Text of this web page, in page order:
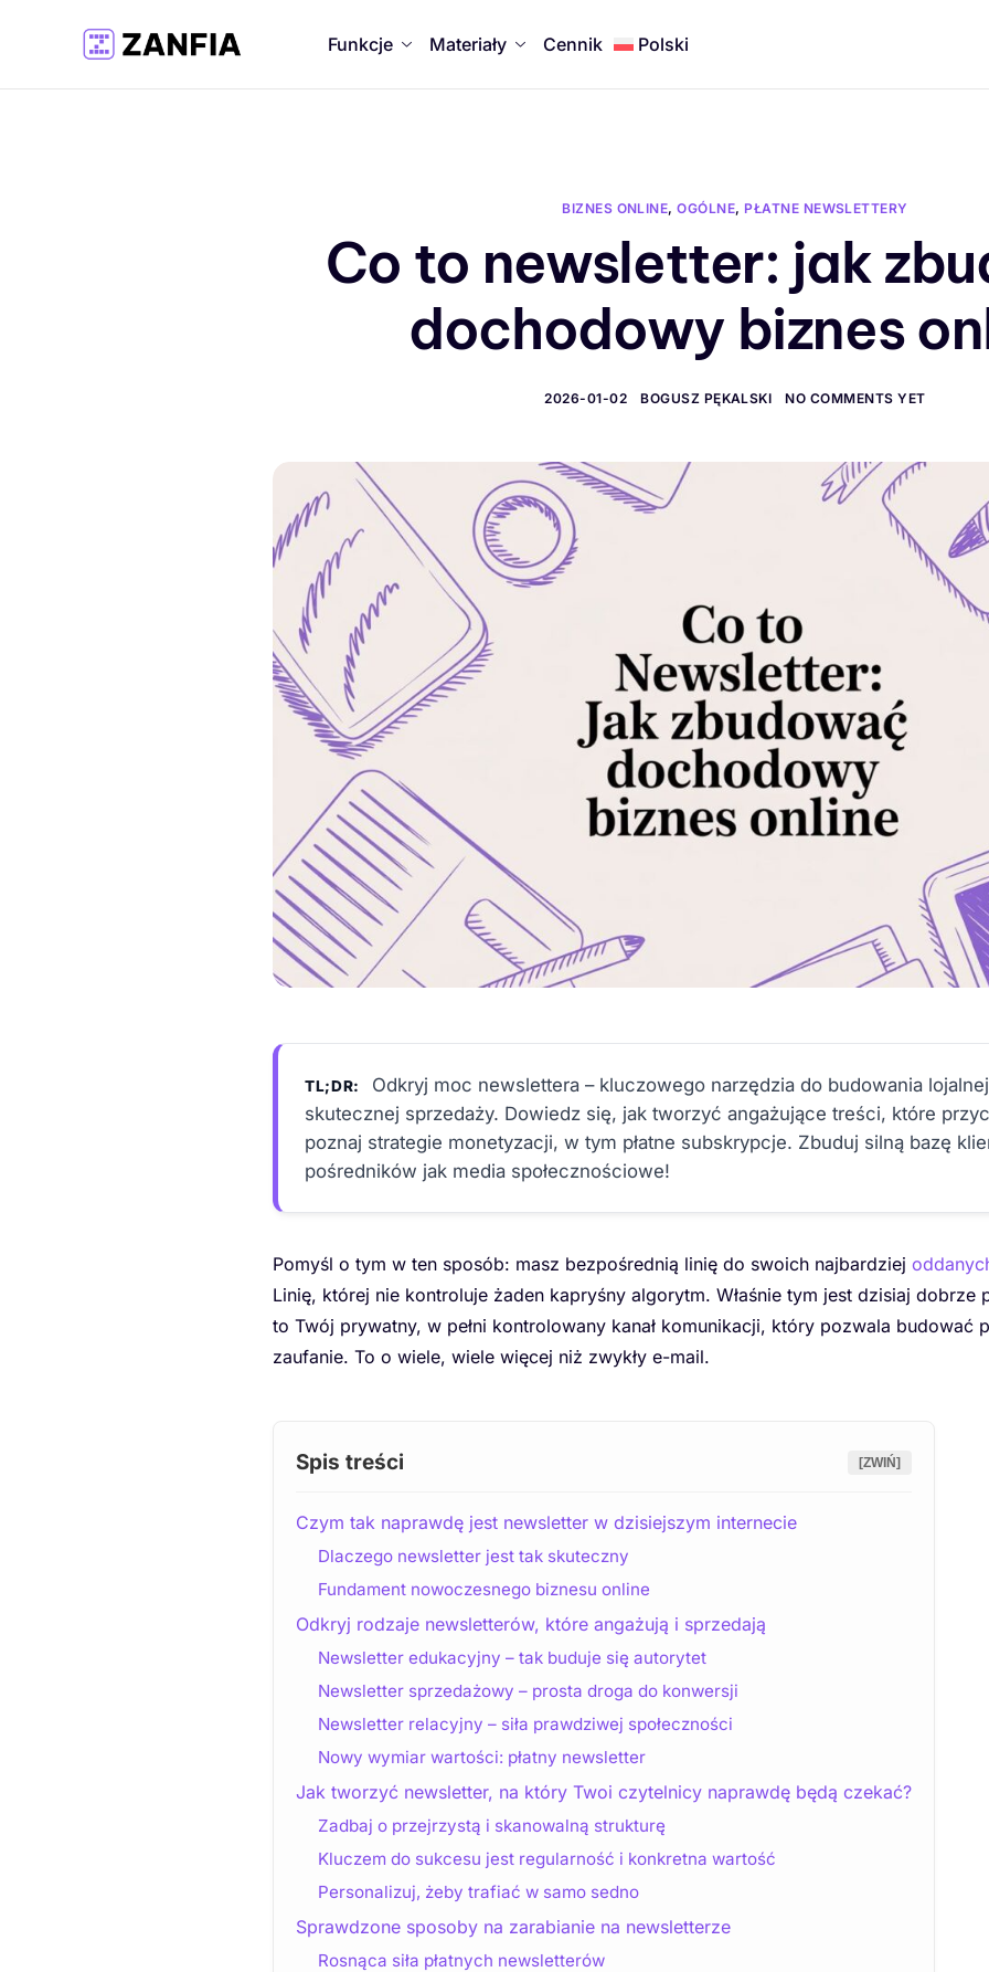
Funkcje Materiały Cennik Polski
BIZNES ONLINE,OGÓLNE, PŁATNE NEWSLETTERY
Co to newsletter: jak
dochodowy biznes
2026-01-02 BOGUSZ PĘKALSKI NO COMMENTS YET
TL;DR:
Odkryj moc newslettera – kluczowego narzędzia do budowania
skutecznej sprzedaży. Dowiedz się, jak tworzyć angażujące treści, które
poznaj strategie monetyzacji, w tym płatne subskrypcje. Zbuduj silną bazę
pośredników jak media społecznościowe!
Pomyśl o tym w ten sposób: masz bezpośrednią linię do swoich najbardziej
Linię, której nie kontroluje żaden kapryśny algorytm. Właśnie tym jest dzisiaj dobrze
to Twój prywatny, w pełni kontrolowany kanał komunikacji, który pozwala budować
zaufanie. To o wiele, wiele więcej niż zwykły e-mail.
Spis treści [ZWIŃ]
Czym tak naprawdę jest newsletter w dzisiejszym internecie
Dlaczego newsletter jest tak skuteczny
Fundament nowoczesnego biznesu online
Odkryj rodzaje newsletterów, które angażują i sprzedają
Newsletter edukacyjny – tak buduje się autorytet
Newsletter sprzedażowy – prosta droga do konwersji
Newsletter relacyjny – siła prawdziwej społeczności
Nowy wymiar wartości: płatny newsletter
Jak tworzyć newsletter, na który Twoi czytelnicy naprawdę będą czekać?
Zadbaj o przejrzystą i skanowalną strukturę
Kluczem do sukcesu jest regularność i konkretna wartość
Personalizuj, żeby trafiać w samo sedno
Sprawdzone sposoby na zarabianie na newsletterze
Rosnąca siła płatnych newsletterów